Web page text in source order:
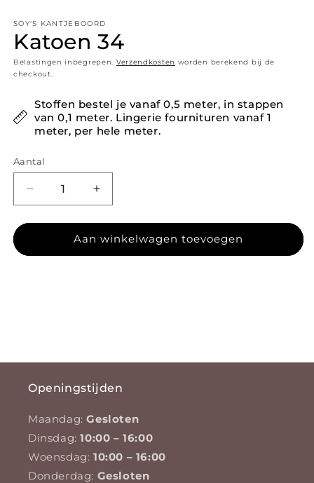
SOY'S KANTJEBOORD
Katoen 34
Belastingen inbegrepen. Verzendkosten worden berekend bij de
checkout.
Stoffen bestel je vanaf 0,5 meter, in stappen
van 0,1 meter. Lingerie fournituren vanaf 1
meter, per hele meter.
Aantal
Aantal verlagen voor Katoen 34
Aantal verhogen voor Katoen 34
Aan winkelwagen toevoegen
Openingstijden
Maandag:Gesloten
Dinsdag:10:00 – 16:00
Woensdag: 10:00 – 16:00
Donderdag: Gesloten